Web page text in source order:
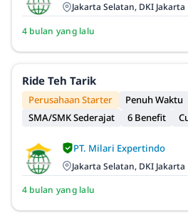
Jakarta Selatan, DKI Jakarta
4 bulan yang lalu
Ride Teh Tarik
Perusahaan Starter
Penuh Waktu
SMA/SMK Sederajat
6 Benefit
PT. Milari Expertindo
Jakarta Selatan, DKI Jakarta
4 bulan yang lalu